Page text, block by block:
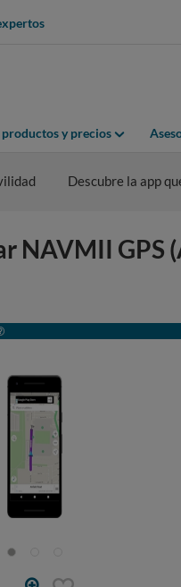
y precios
Descubre la app
NAVMII GPS